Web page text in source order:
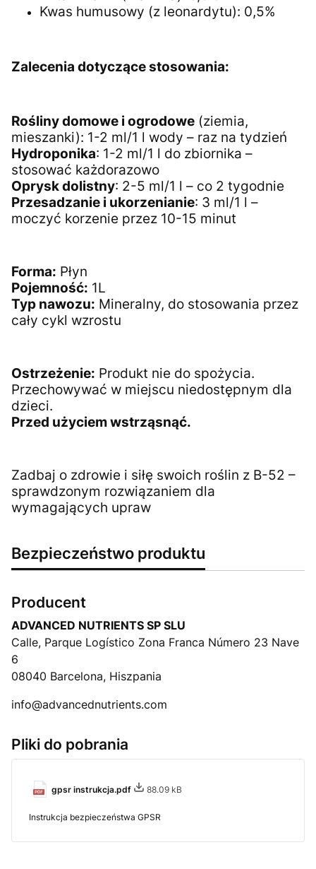
Kwas humusowy (z leonardytu): 0,5%
Zalecenia dotyczące stosowania:
Rośliny domowe i ogrodowe (ziemia,
mieszanki): 1-2 ml/1 l wody – raz na tydzień
Hydroponika: 1-2 ml/1 l do zbiornika –
stosować każdorazowo
Oprysk dolistny: 2-5 ml/1 l – co 2 tygodnie
Przesadzanie i ukorzenianie: 3 ml/1 l –
moczyć korzenie przez 10-15 minut
Forma: Płyn
Pojemność: 1L
Typ nawozu: Mineralny, do stosowania przez
cały cykl wzrostu
Ostrzeżenie: Produkt nie do spożycia.
Przechowywać w miejscu niedostępnym dla
dzieci.
Przed użyciem wstrząsnąć.
Zadbaj o zdrowie i siłę swoich roślin z B-52 –
sprawdzonym rozwiązaniem dla
wymagających upraw
Bezpieczeństwo produktu
Producent
ADVANCED NUTRIENTS SP SLU
Calle, Parque Logístico Zona Franca Número 23 Nave
6
08040 Barcelona, Hiszpania
info@advancednutrients.com
Pliki do pobrania
gpsr instrukcja.pdf 88.09 kB
Instrukcja bezpieczeństwa GPSR